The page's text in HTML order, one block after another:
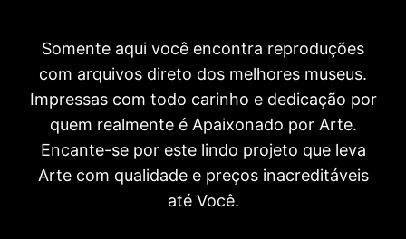
Somente aqui você encontra reproduções
com arquivos direto dos melhores museus.
Impressas com todo carinho e dedicação por
quem realmente é Apaixonado por Arte.
Encante-se por este lindo projeto que leva
Arte com qualidade e preços inacreditáveis
até Você.